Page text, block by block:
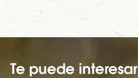
Te puede interesar